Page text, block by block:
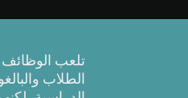
تلعب الوظائف
الطلاب